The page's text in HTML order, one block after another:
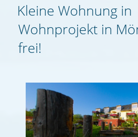
Kleine Wohnung in
Wohnprojekt in
frei!